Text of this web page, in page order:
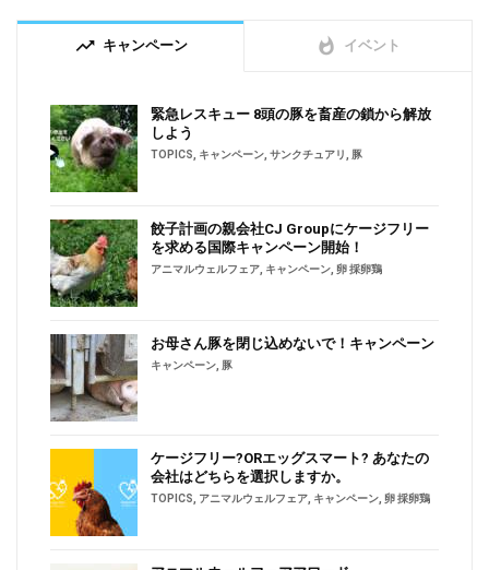
trending_up キャンペーン whatshot イベント
緊急レスキュー 8頭の豚を畜産の鎖から解放
しよう
TOPICS キャンペーン サンクチュアリ 豚
餃子計画の親会社CJ Groupにケージフリー
を求める国際キャンペーン開始！
アニマルウェルフェア キャンペーン 卵 採卵鶏
お母さん豚を閉じ込めないで！キャンペーン
キャンペーン 豚
ケージフリー?ORエッグスマート? あなたの
会社はどちらを選択しますか。
TOPICS アニマルウェルフェア キャンペーン 卵 採卵鶏